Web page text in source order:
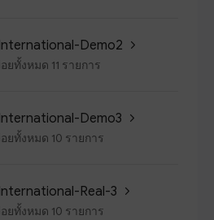
Demo2
ยทั้งหมด 11 รายการ
Demo3
ยทั้งหมด 10 รายการ
Real-3
ยทั้งหมด 10 รายการ